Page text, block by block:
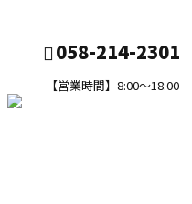
058-214-2301
【営業時間】8:00～18:00